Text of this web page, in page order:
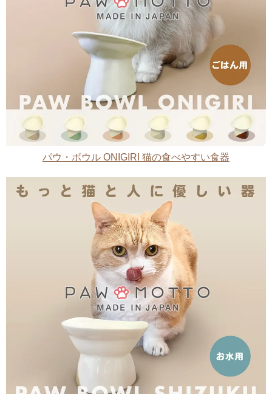
パウ・ボウル ONIGIRI 猫の食べやすい食器